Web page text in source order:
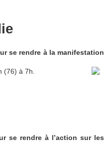
se rendre à la manifestation
(76) à 7h.
se rendre à l’action sur les